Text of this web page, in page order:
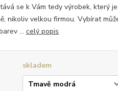
se k Vám tedy výrobek, který
nikoliv velkou firmou. Vybírat
... celý popis
skladem